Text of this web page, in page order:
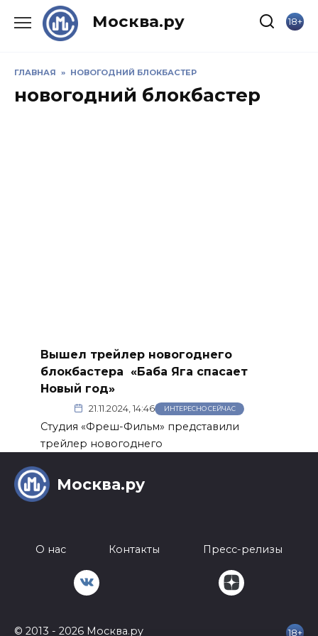
Москва.ру 18+
ГЛАВНАЯ » НОВОГОДНИЙ БЛОКБАСТЕР
новогодний блокбастер
Вышел трейлер новогоднего
блокбастера «Баба Яга спасает
Новый год»
21.11.2024, 14:46 ИНТЕРЕСНО СЕЙЧАС
Студия «Фреш-Фильм» представили
трейлер новогоднего
Москва.ру
О нас Контакты Пресс-релизы
© 2013 - 2026 Москва.ру 18+